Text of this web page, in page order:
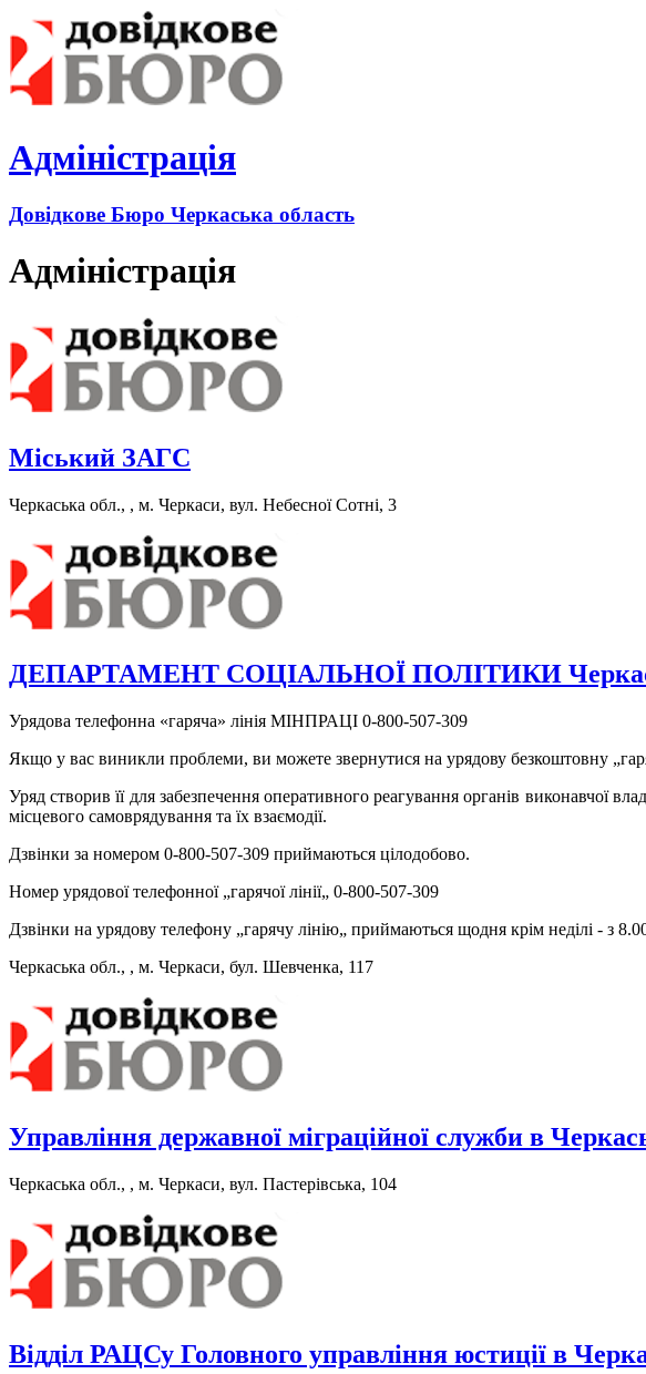
Адміністрація
Довідкове Бюро Черкаська область
Адміністрація
Міський ЗАГС
Черкаська обл., , м. Черкаси, вул. Небесної Сотні, 3
ДЕПАРТАМЕНТ СОЦІАЛЬНОЇ ПОЛІТИКИ
Урядова телефонна «гаряча» лінія МІНПРАЦІ 0-800-507-309
Якщо у вас виникли проблеми, ви можете звернутися на урядову безкоштовну
Уряд створив її для забезпечення оперативного реагування органів виконавчої
місцевого самоврядування та їх взаємодії.
Дзвінки за номером 0-800-507-309 приймаються цілодобово.
Номер урядової телефонної „гарячої лінії„ 0-800-507-309
Дзвінки на урядову телефону „гарячу лінію„ приймаються щодня крім неділі - з
Черкаська обл., , м. Черкаси, бул. Шевченка, 117
Управління державної міграційної служби в
Черкаська обл., , м. Черкаси, вул. Пастерівська, 104
Відділ РАЦСу Головного управління юстиції в